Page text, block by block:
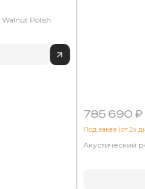
Walnut Polish
785 690 ₽
Под заказ (от 2х
Акустический